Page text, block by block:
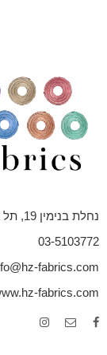
נחלת בנימין 19, תל אביב
03-5103772
fabrics.com
fabrics.com